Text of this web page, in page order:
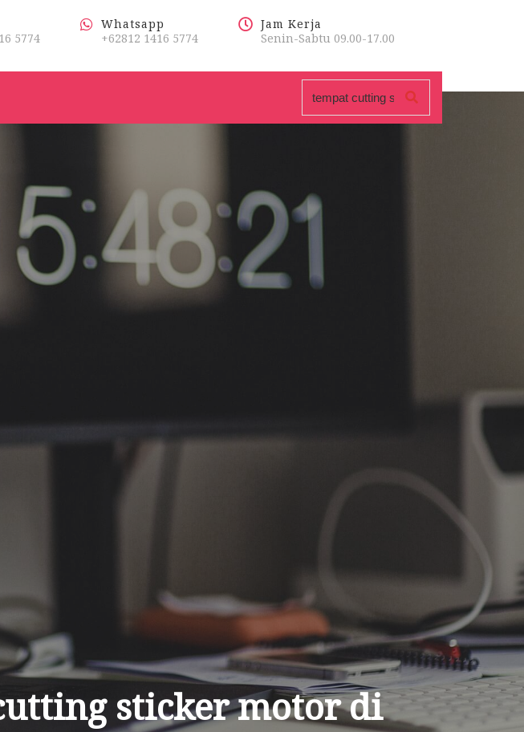
5774
Whatsapp
+62812 1416 5774
Jam Kerja
Senin-Sabtu 09.00-17.00
sticker motor di